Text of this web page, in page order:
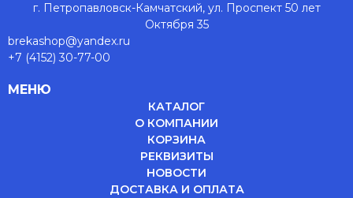
г. Петропавловск-Камчатский, ул. Проспект 50 лет
Октября 35
brekashop@yandex.ru
+7 (4152) 30-77-00
МЕНЮ
КАТАЛОГ
О КОМПАНИИ
КОРЗИНА
РЕКВИЗИТЫ
НОВОСТИ
ДОСТАВКА И ОПЛАТА